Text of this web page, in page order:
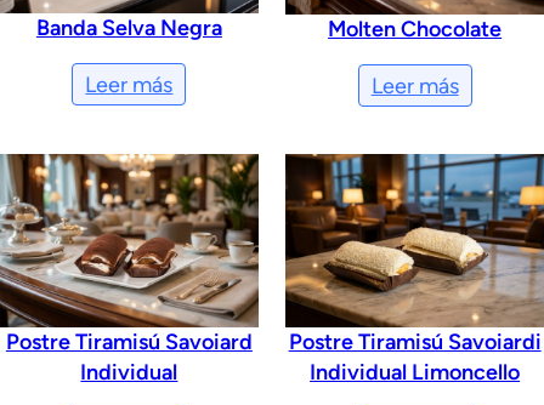
Banda Selva Negra
Leer más
Molten Chocolate
Leer más
Postre Tiramisú Savoiard
Individual
Postre Tiramisú Savoiardi
Individual Limoncello